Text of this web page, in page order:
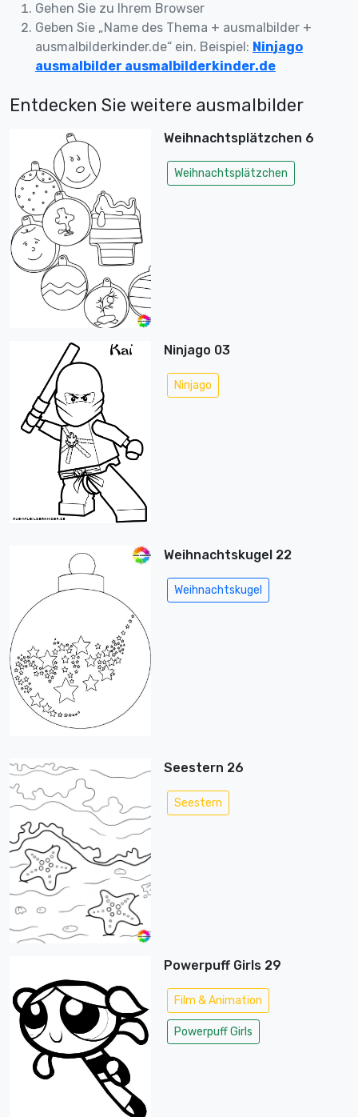
Gehen Sie zu Ihrem Browser
Geben Sie „Name des Thema + ausmalbilder +
ausmalbilderkinder.de“ ein. Beispiel: Ninjago
ausmalbilder ausmalbilderkinder.de
Entdecken Sie weitere ausmalbilder
Weihnachtsplätzchen 6
Weihnachtsplätzchen
Ninjago 03
Ninjago
Weihnachtskugel 22
Weihnachtskugel
Seestern 26
Seestern
Powerpuff Girls 29
Film & Animation
Powerpuff Girls